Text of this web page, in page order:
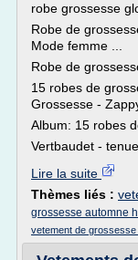
robe grossesse
Robe de
Mode femme ...
Robe de
15 robes de
Grossesse -
Album: 15 robes
Vertbaudet -
Lire la suite
Thèmes liés :
grossesse automne
vetement de